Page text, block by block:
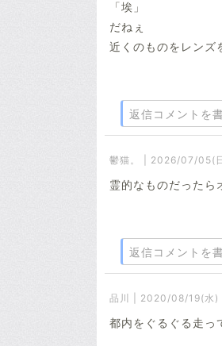
「埃」
だねぇ
近くのものをレンズ
返信コメントを
鬱猫。 | 2026/07/05(
霊的なものだったら
返信コメントを
品川 | 2020/08/19(水)
都内をぐるぐる走っ